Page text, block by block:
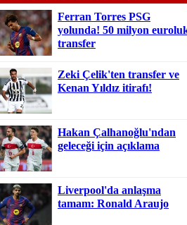
Ferran Torres PSG
yolunda! 50 milyon
transfer
Zeki Çelik'ten transfer ve
Kenan Yıldız itirafı!
Hakan Çalhanoğlu'ndan
geleceği için açıklama
Liverpool'da anlaşma
tamam: Ronald Araujo